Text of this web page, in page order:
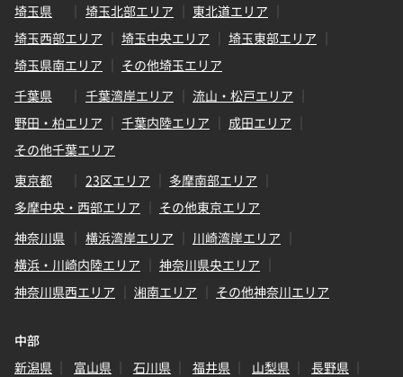
埼玉県
埼玉北部エリア
東北道エリア
埼玉西部エリア
埼玉中央エリア
埼玉東部エリア
埼玉県南エリア
その他埼玉エリア
千葉県
千葉湾岸エリア
流山・松戸エリア
野田・柏エリア
千葉内陸エリア
成田エリア
その他千葉エリア
東京都
23区エリア
多摩南部エリア
多摩中央・西部エリア
その他東京エリア
神奈川県
横浜湾岸エリア
川崎湾岸エリア
横浜・川崎内陸エリア
神奈川県央エリア
神奈川県西エリア
湘南エリア その他神奈川エリア
中部
新潟県
富山県 石川県 福井県 山梨県
長野県